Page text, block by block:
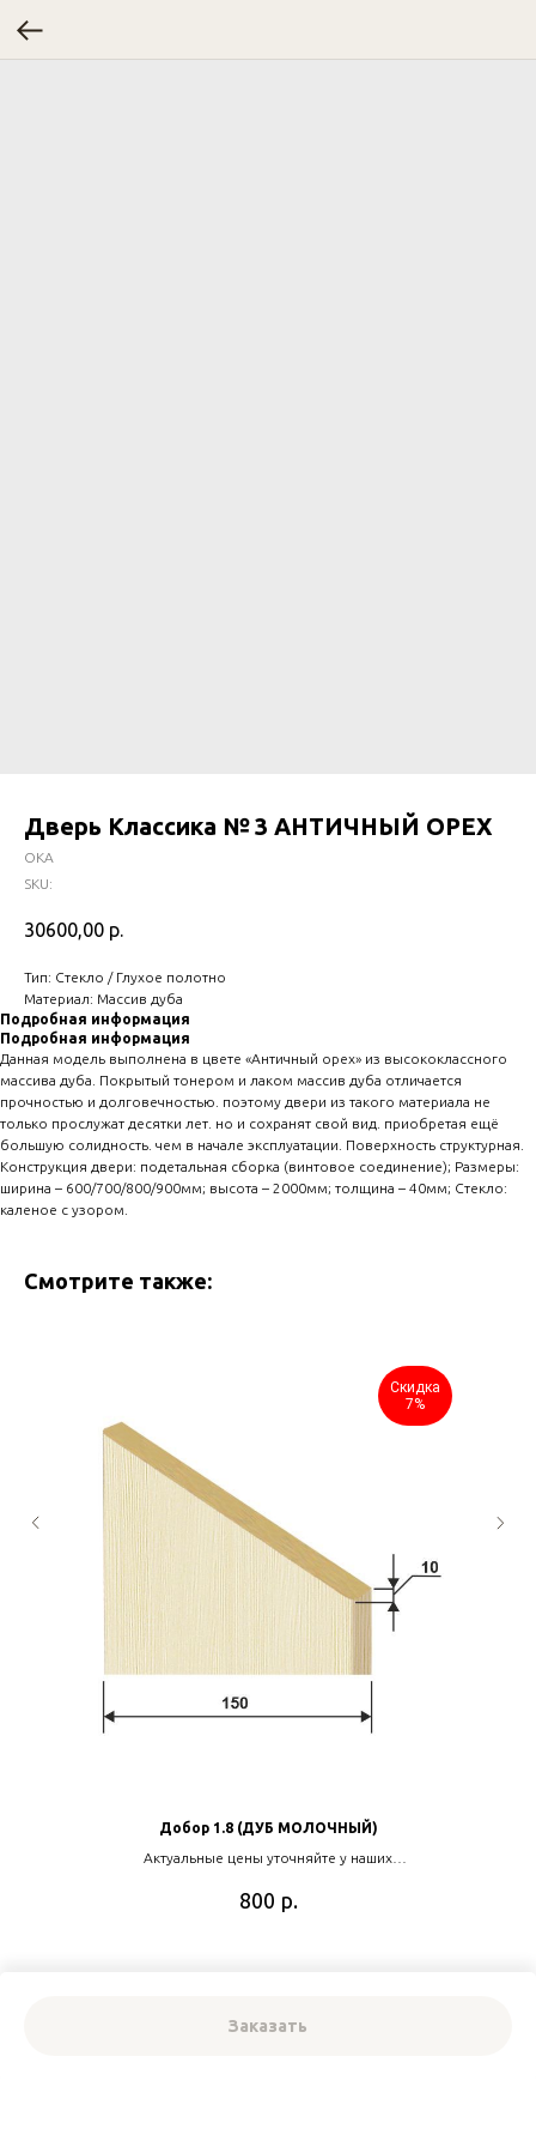
Дверь Классика № 3 АНТИЧНЫЙ ОРЕХ
ОКА
SKU:
30600,00 р.
Заказать
Тип: Стекло / Глухое полотно
Материал: Массив дуба
Подробная информация
Подробная информация
Данная модель выполнена в цвете «Античный орех» из высококлассного
массива дуба. Покрытый тонером и лаком массив дуба отличается
прочностью и долговечностью. поэтому двери из такого материала не
только прослужат десятки лет. но и сохранят свой вид. приобретая ещё
большую солидность. чем в начале эксплуатации. Поверхность структурная.
Конструкция двери: подетальная сборка (винтовое соединение); Размеры:
ширина – 600/700/800/900мм; высота – 2000мм; толщина – 40мм; Стекло:
каленое с узором.
Смотрите также:
Скидка
7%
Добор 1.8 (ДУБ МОЛОЧНЫЙ)
Актуальные цены уточняйте у наших
800 р.